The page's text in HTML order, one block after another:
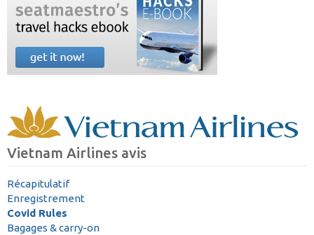
Vietnam Airlines avis
Récapitulatif
Enregistrement
Covid Rules
Bagages & carry-on